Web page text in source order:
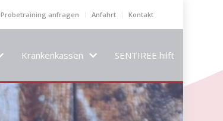
Probetraining anfragen Anfahrt Kontakt
Krankenkassen SENTIREE hilft